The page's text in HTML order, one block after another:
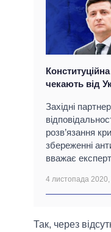
чекають від
Західні
розв’язання
збереженні
вважає
4 листопада 2020,
Так, через